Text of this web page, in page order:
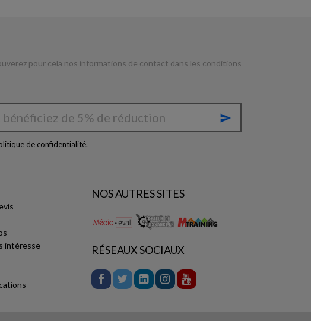
pour cela nos informations de contact dans les conditions

de confidentialité.
intéresse
NOS AUTRES SITES
RÉSEAUX SOCIAUX